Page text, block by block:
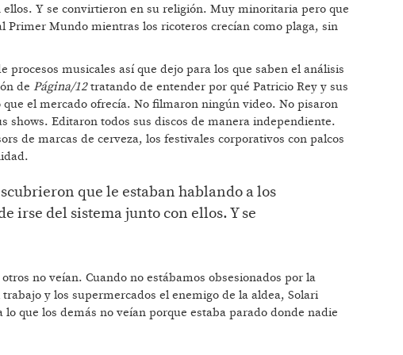
Y se convirtieron en su religión. Muy minoritaria pero que
Mundo mientras los ricoteros crecían como plaga, sin
musicales así que dejo para los que saben el análisis
de Página/12tratando de entender por qué Patricio Rey y sus
el mercado ofrecía. No filmaron ningún video. No pisaron
shows. Editaron todos sus discos de manera independiente.
de marcas de cerveza, los festivales corporativos con palcos
que le estaban hablando a los
irse del sistema junto con ellos. Y se
no veían. Cuando no estábamos obsesionados por la
y los supermercados el enemigo de la aldea, Solari
que los demás no veían porque estaba parado donde nadie